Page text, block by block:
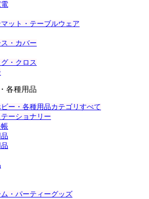
ット・テーブルウェア
・カバー
・クロス
各種用品
ー・各種用品カテゴリすべて
ーショナリー
・パーティーグッズ